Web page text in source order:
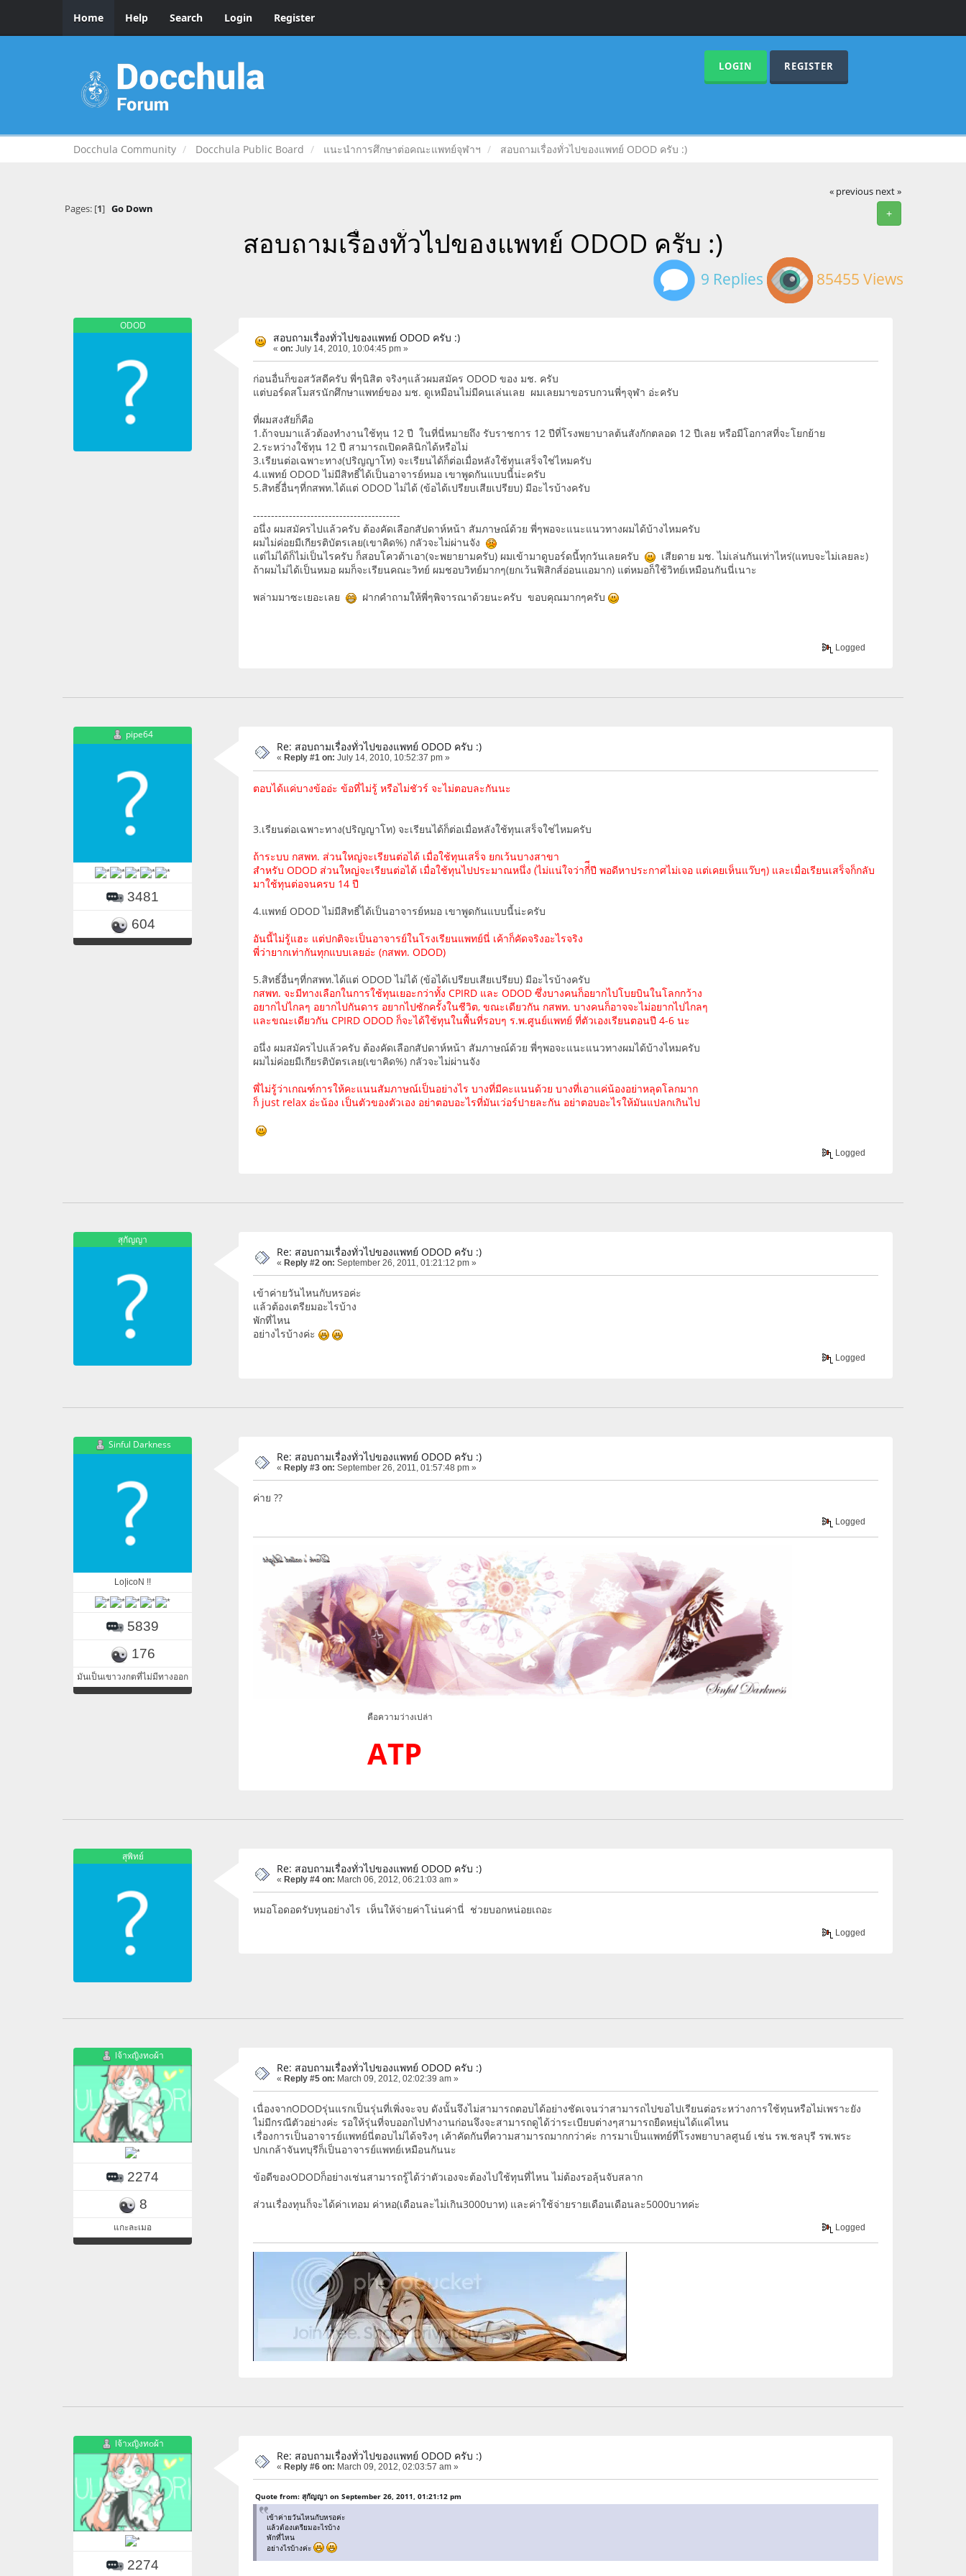
Home Help Search Login Register
LOGIN REGISTER
Docchula Community Docchula Public Board แนะนำการศึกษาต่อคณะแพทย์จุฬาฯ สอบถามเรื่องทั่วไปของแพทย์ ODOD ครับ :)
« previous next »
+
Pages: [1] Go Down
สอบถามเรื่องทั่วไปของแพทย์ ODOD ครับ :)
9 Replies 85455 Views
ODOD
สอบถามเรื่องทั่วไปของแพทย์ ODOD ครับ :)
« on: July 14, 2010, 10:04:45 pm »
ก่อนอื่นก็ขอสวัสดีครับ พี่ๆนิสิต จริงๆแล้วผมสมัคร ODOD ของ มช. ครับ
แต่บอร์ดสโมสรนักศึกษาแพทย์ของ มช. ดูเหมือนไม่มีคนเล่นเลย ผมเลยมาขอรบกวนพี่ๆจุฬา อ่ะครับ
ที่ผมสงสัยก็คือ
1.ถ้าจบมาแล้วต้องทำงานใช้ทุน 12 ปี ในที่นี่หมายถึง รับราชการ 12 ปีที่โรงพยาบาลต้นสังกักตลอด 12 ปีเลย หรือมีโอกาสที่จะโยกย้าย
2.ระหว่างใช้ทุน 12 ปี สามารถเปิดคลินิกได้หรือไม่
3.เรียนต่อเฉพาะทาง(ปริญญาโท) จะเรียนได้ก็ต่อเมื่อหลังใช้ทุนเสร็จใช่ไหมครับ
4.แพทย์ ODOD ไม่มีสิทธิ์ได้เป็นอาจารย์หมอ เขาพูดกันแบบนี้น่ะครับ
5.สิทธิ์อื่นๆที่กสพท.ได้แต่ ODOD ไม่ได้ (ข้อได้เปรียบเสียเปรียบ) มีอะไรบ้างครับ
-----------------------------------------
อนึ่ง ผมสมัครไปแล้วครับ ต้องคัดเลือกสัปดาห์หน้า สัมภาษณ์ด้วย พี่ๆพอจะแนะแนวทางผมได้บ้างไหมครับ
ผมไม่ค่อยมีเกียรติบัตรเลย(เขาคิด%) กลัวจะไม่ผ่านจัง
แต่ไม่ได้ก็ไม่เป็นไรครับ ก็สอบโควต้าเอา(จะพยายามครับ) ผมเข้ามาดูบอร์ดนี้ทุกวันเลยครับ
เสียดาย มช. ไม่เล่นกันเท่าไหร่(แทบจะไม่เลยละ)
ถ้าผมไม่ได้เป็นหมอ ผมก็จะเรียนคณะวิทย์ ผมชอบวิทย์มากๆ(ยกเว้นฟิสิกส์อ่อนแอมาก) แต่หมอก็ใช้วิทย์เหมือนกันนี่เนาะ
พล่ามมาซะเยอะเลย
ฝากคำถามให้พี่ๆพิจารณาด้วยนะครับ ขอบคุณมากๆครับ
Logged
pipe64
3481
604
Re: สอบถามเรื่องทั่วไปของแพทย์ ODOD ครับ :)
« Reply #1 on: July 14, 2010, 10:52:37 pm »
ตอบได้แค่บางข้ออ่ะ ข้อที่ไม่รู้ หรือไม่ชัวร์ จะไม่ตอบละกันนะ
3.เรียนต่อเฉพาะทาง(ปริญญาโท) จะเรียนได้ก็ต่อเมื่อหลังใช้ทุนเสร็จใช่ไหมครับ
ถ้าระบบ กสพท. ส่วนใหญ่จะเรียนต่อได้ เมื่อใช้ทุนเสร็จ ยกเว้นบางสาขา
สำหรับ ODOD ส่วนใหญ่จะเรียนต่อได้ เมื่อใช้ทุนไปประมาณหนึ่ง (ไม่แน่ใจว่ากี่ีปี พอดีหาประกาศไม่เจอ แต่เคยเห็นแว๊บๆ) และเมื่อเรียนเสร็จก็กลับ
มาใช้ทุนต่อจนครบ 14 ปี
4.แพทย์ ODOD ไม่มีสิทธิ์ได้เป็นอาจารย์หมอ เขาพูดกันแบบนี้น่ะครับ
อันนี้ไม่รู้แฮะ แต่ปกติจะเป็นอาจารย์ในโรงเรียนแพทย์นี่ เค้าก็คัดจริงอะไรจริง
พี่ว่ายากเท่ากันทุกแบบเลยอ่ะ (กสพท. ODOD)
5.สิทธิ์อื่นๆที่กสพท.ได้แต่ ODOD ไม่ได้ (ข้อได้เปรียบเสียเปรียบ) มีอะไรบ้างครับ
กสพท. จะมีทางเลือกในการใช้ทุนเยอะกว่าทั้ง CPIRD และ ODOD ซึ่งบางคนก็อยากไปโบยบินในโลกกว้าง
อยากไปไกลๆ อยากไปกันดาร อยากไปซักครั้งในชีวิต, ขณะเดียวกัน กสพท. บางคนก็อาจจะไม่อยากไปไกลๆ
และขณะเดียวกัน CPIRD ODOD ก็จะได้ใช้ทุนในพื้นที่รอบๆ ร.พ.ศูนย์แพทย์ ที่ตัวเองเรียนตอนปี 4-6 นะ
อนึ่ง ผมสมัครไปแล้วครับ ต้องคัดเลือกสัปดาห์หน้า สัมภาษณ์ด้วย พี่ๆพอจะแนะแนวทางผมได้บ้างไหมครับ
ผมไม่ค่อยมีเกียรติบัตรเลย(เขาคิด%) กลัวจะไม่ผ่านจัง
พี่ไม่รู้ว่าเกณฑ์การให้คะแนนสัมภาษณ์เป็นอย่างไร บางที่มีคะแนนด้วย บางที่เอาแค่น้องอย่าหลุดโลกมาก
ก็ just relax อ่ะน้อง เป็นตัวของตัวเอง อย่าตอบอะไรที่มันเว่อร์ปายละกัน อย่าตอบอะไรให้มันแปลกเกินไป
Logged
สุกัญญา
Re: สอบถามเรื่องทั่วไปของแพทย์ ODOD ครับ :)
« Reply #2 on: September 26, 2011, 01:21:12 pm »
เข้าค่ายวันไหนกับหรอค่ะ
แล้วต้องเตรียมอะไรบ้าง
พักที่ไหน
อย่างไรบ้างค่ะ
Logged
Sinful Darkness
Lo|icoN !!
5839
176
มันเป็นเขาวงกตที่ไม่มีทางออก
Re: สอบถามเรื่องทั่วไปของแพทย์ ODOD ครับ :)
« Reply #3 on: September 26, 2011, 01:57:48 pm »
ค่าย ??
Logged
คือความว่างเปล่า
ATP
สุพิทย์
Re: สอบถามเรื่องทั่วไปของแพทย์ ODOD ครับ :)
« Reply #4 on: March 06, 2012, 06:21:03 am »
หมอโอดอดรับทุนอย่างไร เห็นให้จ่ายค่าโน่นค่านี่ ช่วยบอกหน่อยเถอะ
Logged
lจ้าxญิงทoผ้า
2274
8
แกะละเมอ
Re: สอบถามเรื่องทั่วไปของแพทย์ ODOD ครับ :)
« Reply #5 on: March 09, 2012, 02:02:39 am »
เนื่องจากODODรุ่นแรกเป็นรุ่นที่เพิ่งจะจบ ดังนั้นจึงไม่สามารถตอบได้อย่างชัดเจนว่าสามารถไปขอไปเรียนต่อระหว่างการใช้ทุนหรือไม่เพราะยัง
ไม่มีกรณีตัวอย่างค่ะ รอให้รุ่นที่จบออกไปทำงานก่อนจึงจะสามารถดูได้ว่าระเบียบต่างๆสามารถยืดหยุ่นได้แค่ไหน
เรื่องการเป็นอาจารย์แพทย์นี่ตอบไม่ได้จริงๆ เค้าคัดกันที่ความสามารถมากกว่าค่ะ การมาเป็นแพทย์ที่โรงพยาบาลศูนย์ เช่น รพ.ชลบุรี รพ.พระ
ปกเกล้าจันทบุรีก็เป็นอาจารย์แพทย์เหมือนกันนะ
ข้อดีของODODก็อย่างเช่นสามารถรู้ได้ว่าตัวเองจะต้องไปใช้ทุนที่ไหน ไม่ต้องรอลุ้นจับสลาก
ส่วนเรื่องทุนก็จะได้ค่าเทอม ค่าหอ(เดือนละไม่เกิน3000บาท) และค่าใช้จ่ายรายเดือนเดือนละ5000บาทค่ะ
Logged
lจ้าxญิงทoผ้า
2274
Re: สอบถามเรื่องทั่วไปของแพทย์ ODOD ครับ :)
« Reply #6 on: March 09, 2012, 02:03:57 am »
Quote from: สุกัญญา on September 26, 2011, 01:21:12 pm
เข้าค่ายวันไหนกับหรอค่ะ
แล้วต้องเตรียมอะไรบ้าง
พักที่ไหน
อย่างไรบ้างค่ะ